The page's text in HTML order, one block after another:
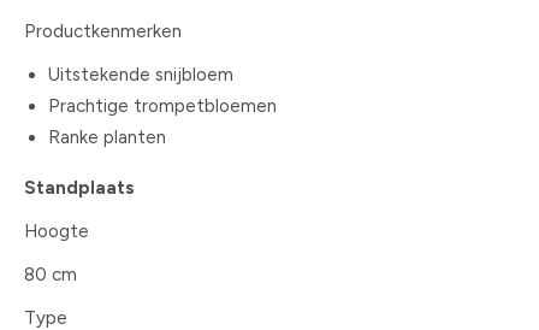
Productkenmerken
Uitstekende snijbloem
Prachtige trompetbloemen
Ranke planten
Standplaats
Hoogte
80 cm
Type